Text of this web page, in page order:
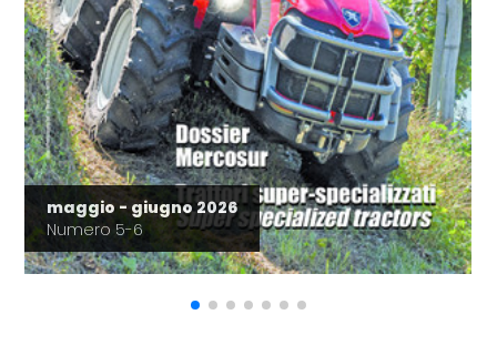
maggio - giugno 2026
Numero 5-6